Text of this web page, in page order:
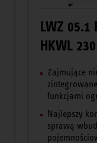
LWZ 05.1
HKWL 230
Zajmujące
funkcjami
Najlepszy
sprawą